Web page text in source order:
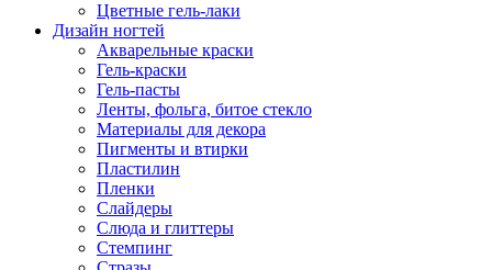
Цветные гель-лаки
Дизайн ногтей
Акварельные краски
Гель-краски
Гель-пасты
Ленты, фольга, битое стекло
Материалы для декора
Пигменты и втирки
Пластилин
Пленки
Слайдеры
Слюда и глиттеры
Стемпинг